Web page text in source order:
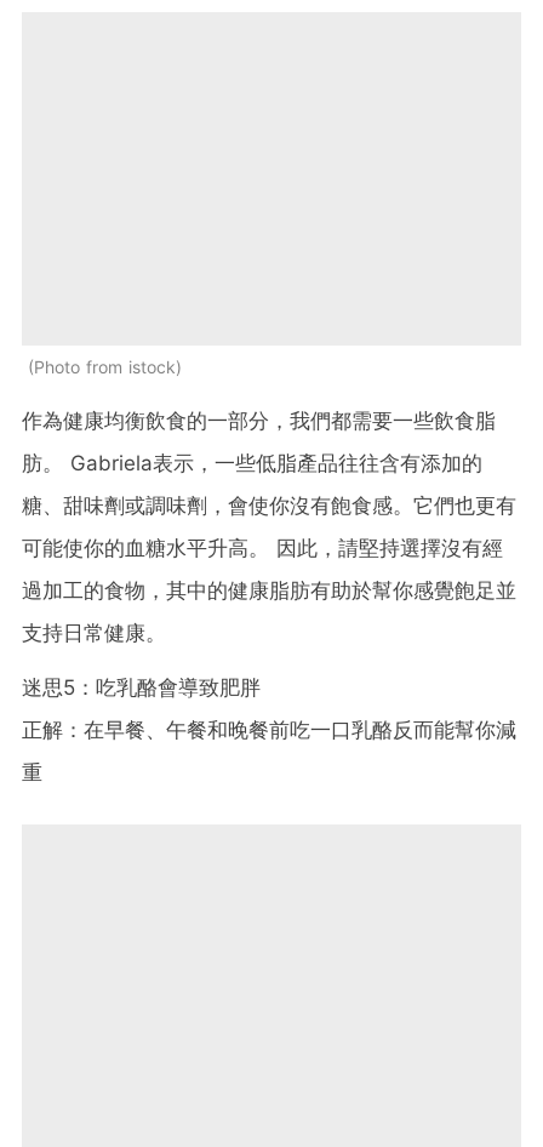
Photo from istock
作為健康均衡飲食的一部分，我們都需要一些飲食脂
肪。 Gabriela表示，一些低脂產品往往含有添加的
糖、甜味劑或調味劑，會使你沒有飽食感。它們也更有
可能使你的血糖水平升高。 因此，請堅持選擇沒有經
過加工的食物，其中的健康脂肪有助於幫你感覺飽足並
支持日常健康。
迷思5：吃乳酪會導致肥胖
正解：在早餐、午餐和晚餐前吃一口乳酪反而能幫你減
重